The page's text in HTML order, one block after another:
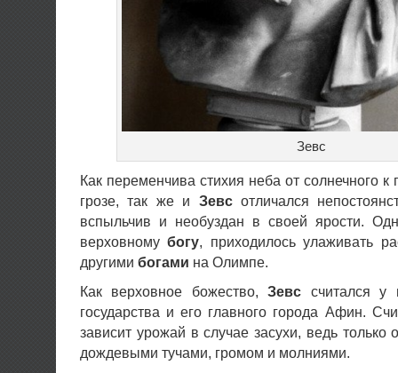
Зевс
Как переменчива стихия неба от солнечного
грозе, так же и Зевсотличался
вспыльчив и необуздан в своей ярости.
верховномубогу, приходилось улаживать
другими богами на Олимпе.
Как верховное божество,Зевс считался у
государства и его главного города Афин.
зависит урожай в случае засухи, ведь только
дождевыми тучами, громом и молниями.